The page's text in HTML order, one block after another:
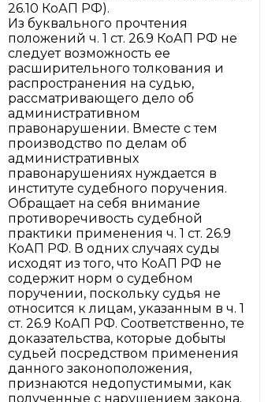
26.10 КоАП РФ).
Из буквального прочтения
положений ч. 1 ст. 26.9 КоАП РФ не
следует возможность ее
расширительного толкования и
распространения на судью,
рассматривающего дело об
административном
правонарушении. Вместе с тем
производство по делам об
административных
правонарушениях нуждается в
институте судебного поручения.
Обращает на себя внимание
противоречивость судебной
практики применения ч. 1 ст. 26.9
КоАП РФ. В одних случаях суды
исходят из того, что КоАП РФ не
содержит норм о судебном
поручении, поскольку судья не
относится к лицам, указанным в ч. 1
ст. 26.9 КоАП РФ. Соответственно, те
доказательства, которые добыты
судьей посредством применения
данного законоположения,
признаются недопустимыми, как
полученные с нарушением закона.